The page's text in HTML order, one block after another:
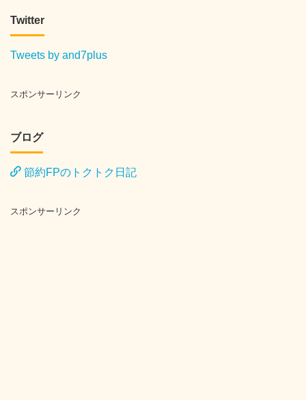
Twitter
Tweets by and7plus
スポンサーリンク
ブログ
節約FPのトクトク日記
スポンサーリンク